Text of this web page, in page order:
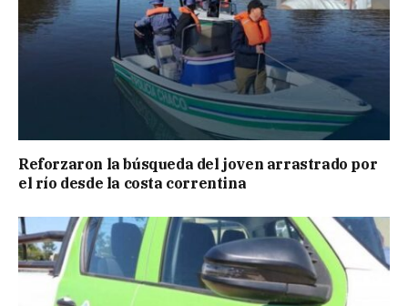
Reforzaron la búsqueda del joven arrastrado por
el río desde la costa correntina